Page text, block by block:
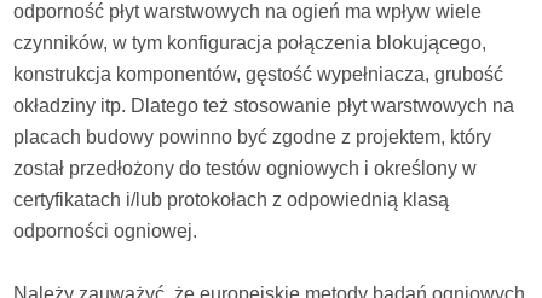
odporność płyt warstwowych na ogień ma wpływ wiele
czynników, w tym konfiguracja połączenia blokującego,
konstrukcja komponentów, gęstość wypełniacza, grubość
okładziny itp. Dlatego też stosowanie płyt warstwowych na
placach budowy powinno być zgodne z projektem, który
został przedłożony do testów ogniowych i określony w
certyfikatach i/lub protokołach z odpowiednią klasą
odporności ogniowej.